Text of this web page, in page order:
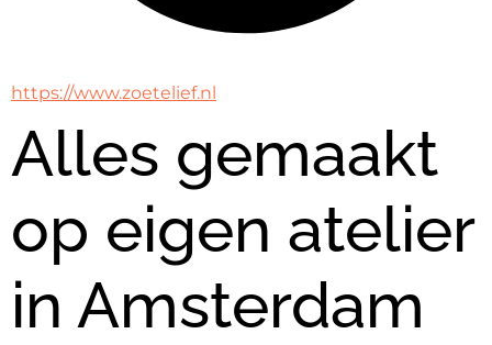
https://www.zoetelief.nl
Alles gemaakt
op eigen atelier
in Amsterdam